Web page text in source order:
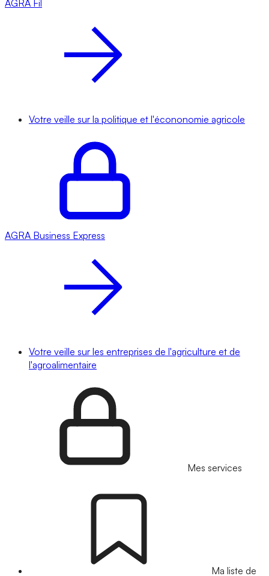
AGRA Fil
Votre veille sur la politique et l'écononomie agricole
AGRA Business Express
Votre veille sur les entreprises de l'agriculture et de
l'agroalimentaire
Mes services
Ma liste de